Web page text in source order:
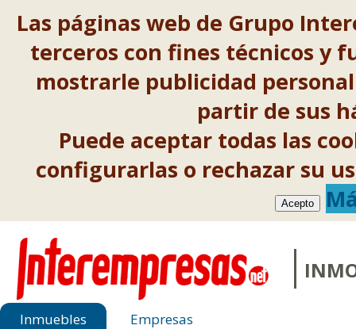
Las páginas web de Grupo
terceros con fines técnicos y
mostrarle publicidad
partir de sus
Puede aceptar todas las
configurarlas o rechazar su
Acepto
Inmuebles Empresas